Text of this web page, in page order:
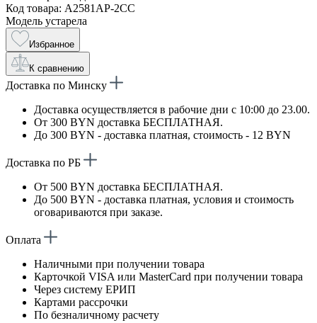
Код товара: A2581AP-2CC
Модель устарела
Избранное
К сравнению
Доставка по Минску
Доставка осуществляется в рабочие дни с 10:00 до 23.00.
От 300 BYN доставка БЕСПЛАТНАЯ.
До 300 BYN - доставка платная, стоимость - 12 BYN
Доставка по РБ
От 500 BYN доставка БЕСПЛАТНАЯ.
До 500 BYN - доставка платная, условия и стоимость
оговариваются при заказе.
Оплата
Наличными при получении товара
Карточкой VISA или MasterCard при получении товара
Через систему ЕРИП
Картами рассрочки
По безналичному расчету